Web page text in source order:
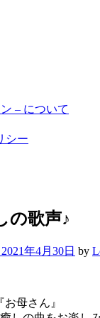
– について
シー
の歌声♪
2021年4月30日 by
母さん』